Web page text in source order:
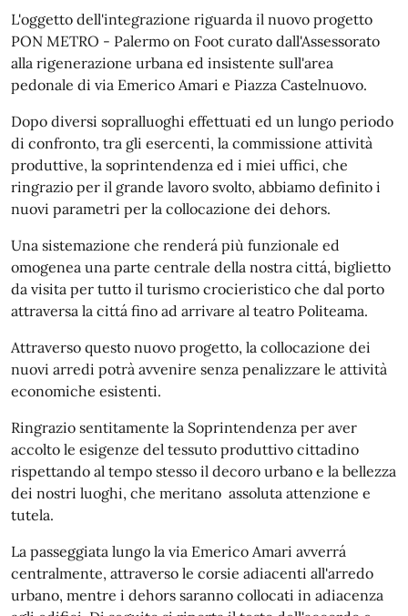
L'oggetto dell'integrazione riguarda il nuovo progetto
PON METRO - Palermo on Foot curato dall'Assessorato
alla rigenerazione urbana ed insistente sull'area
pedonale di via Emerico Amari e Piazza Castelnuovo.
Dopo diversi sopralluoghi effettuati ed un lungo periodo
di confronto, tra gli esercenti, la commissione attività
produttive, la soprintendenza ed i miei uffici, che
ringrazio per il grande lavoro svolto, abbiamo definito i
nuovi parametri per la collocazione dei dehors.
Una sistemazione che renderá più funzionale ed
omogenea una parte centrale della nostra cittá, biglietto
da visita per tutto il turismo crocieristico che dal porto
attraversa la cittá fino ad arrivare al teatro Politeama.
Attraverso questo nuovo progetto, la collocazione dei
nuovi arredi potrà avvenire senza penalizzare le attività
economiche esistenti.
Ringrazio sentitamente la Soprintendenza per aver
accolto le esigenze del tessuto produttivo cittadino
rispettando al tempo stesso il decoro urbano e la bellezza
dei nostri luoghi, che meritano assoluta attenzione e
tutela.
La passeggiata lungo la via Emerico Amari avverrá
centralmente, attraverso le corsie adiacenti all'arredo
urbano, mentre i dehors saranno collocati in adiacenza